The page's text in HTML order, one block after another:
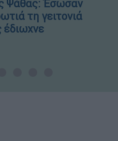
Ψάθας: Έσωσαν
τη γειτονιά
έδιωχνε